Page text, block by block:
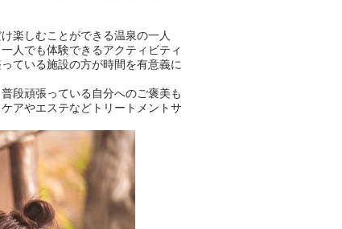
楽しむことができる温泉の一人
人でも体験できるアクティビティ
ている施設の方が時間を有意義に
段頑張っている自分へのご褒美も
アやエステなどトリートメントサ